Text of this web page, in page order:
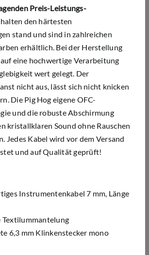
Preis-Leistungs-
halten den härtesten
stand und sind in zahlreichen
erhältlich. Bei der Herstellung
eine hochwertige Verarbeitung
wert gelegt. Der
nicht aus, lässt sich nicht knicken
Die Pig Hog eigene OFC-
und die robuste Abschirmung
kristallklaren Sound ohne Rauschen
Jedes Kabel wird vor dem Versand
und auf Qualität geprüft!
Instrumentenkabel 7 mm, Länge
Textilummantelung
6,3 mm Klinkenstecker mono